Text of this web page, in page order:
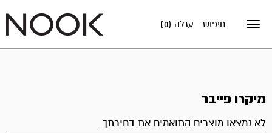
Toggle
עגלה (0) חיפוש
מיקרו פייבר
לא נמצאו מוצרים התואמים את בחירתך.